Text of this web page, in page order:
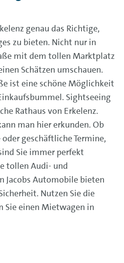
genau das Richtige,
zu bieten. Nicht nur in
mit dem tollen Marktplatz
Schätzen umschauen.
ist eine schöne Möglichkeit
Sightseeing
Rathaus von Erkelenz.
man hier erkunden. Ob
geschäftliche Termine,
Sie immer perfekt
tollen Audi- und
Jacobs Automobile bieten
Nutzen Sie die
Sie einen Mietwagen in